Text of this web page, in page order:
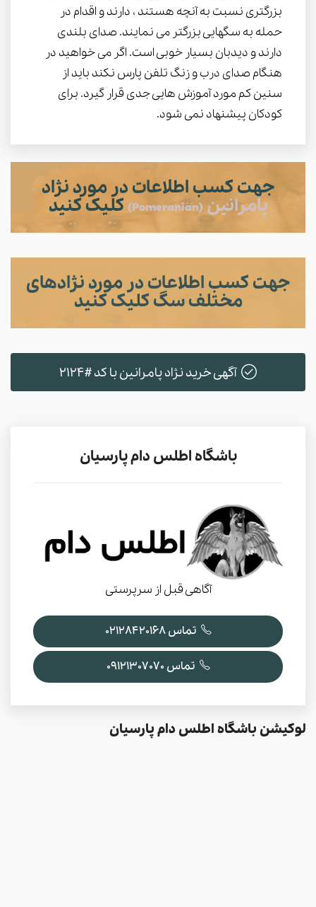
بزرگتری نسبت به آنچه هستند ، دارند و اقدام در
حمله به سگهایی بزرگتر می نمایند. صدای بلندی
دارند و دیدبان بسیار خوبی است. اگر می خواهید در
هنگام صدای درب و زنگ تلفن پارس نکند باید از
سنین کم مورد آموزش هایی جدی قرار گیرد. برای
کودکان پیشنهاد نمی شود.
جهت کسب اطلاعات در مورد نژاد
پامرانین(Pomeranian) کلیک کنید
جهت کسب اطلاعات در مورد نژادهای
مختلف سگ کلیک کنید
آگهی خرید نژاد پامرانین با کد #2124
باشگاه اطلس دام پارسیان
آگاهی قبل از سرپرستی
تماس 02128420168
تماس 09121307070
لوکیشن باشگاه اطلس دام پارسیان